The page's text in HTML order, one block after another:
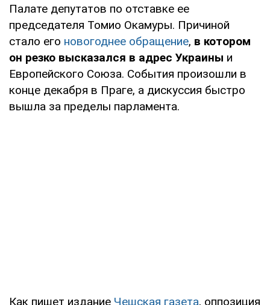
Палате депутатов по отставке ее
председателя Томио Окамуры. Причиной
стало его новогоднее обращение, в котором
он резко высказался в адрес Украины и
Европейского Союза. События произошли в
конце декабря в Праге, а дискуссия быстро
вышла за пределы парламента.
Как пишет издание Чешская газета, оппозиция